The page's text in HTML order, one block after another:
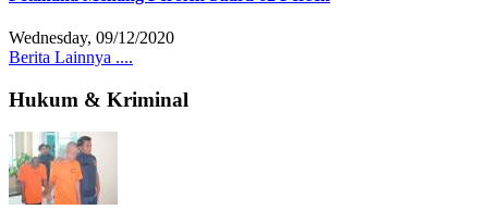
Wednesday, 09/12/2020
Berita Lainnya ....
Hukum & Kriminal